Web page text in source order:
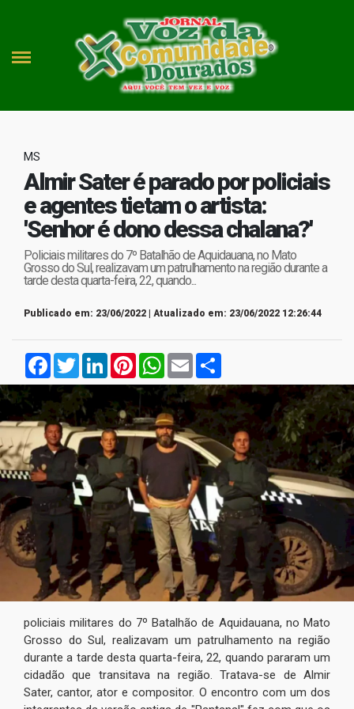
MS
Almir Sater é parado por policiais
e agentes tietam o artista:
'Senhor é dono dessa chalana?'
Policiais militares do 7º Batalhão de Aquidauana, no Mato
Grosso do Sul, realizavam um patrulhamento na região durante a
tarde desta quarta-feira, 22, quando...
Publicado em: 23/06/2022 | Atualizado em: 23/06/2022 12:26:44
FacebookTwitterLinkedInPinterestWhatsApp
Email
policiais militares do 7º Batalhão de Aquidauana, no Mato
Grosso do Sul, realizavam um patrulhamento na região
durante a tarde desta quarta-feira, 22, quando pararam um
cidadão que transitava na região. Tratava-se de Almir
Sater, cantor, ator e compositor. O encontro com um dos